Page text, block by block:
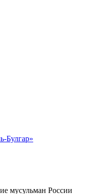
Булгар»
мусульман России